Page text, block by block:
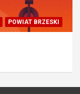
POWIAT BRZESKI